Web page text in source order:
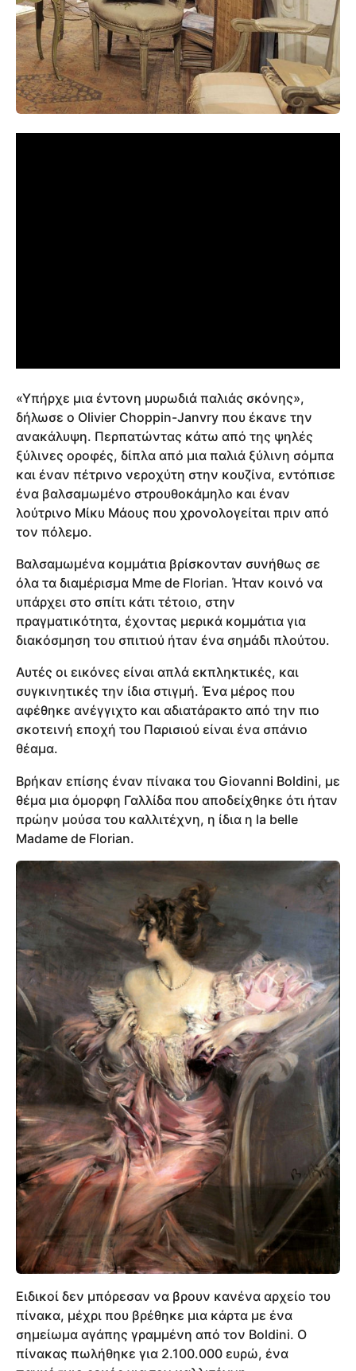
«Υπήρχε μια έντονη μυρωδιά παλιάς σκόνης»,
δήλωσε ο Olivier Choppin-Janvry που έκανε την
ανακάλυψη. Περπατώντας κάτω από της ψηλές
ξύλινες οροφές, δίπλα από μια παλιά ξύλινη σόμπα
και έναν πέτρινο νεροχύτη στην κουζίνα, εντόπισε
ένα βαλσαμωμένο στρουθοκάμηλο και έναν
λούτρινο Μίκυ Μάους που χρονολογείται πριν από
τον πόλεμο.
Βαλσαμωμένα κομμάτια βρίσκονταν συνήθως σε
όλα τα διαμέρισμα Mme de Florian. Ήταν κοινό να
υπάρχει στο σπίτι κάτι τέτοιο, στην
πραγματικότητα, έχοντας μερικά κομμάτια για
διακόσμηση του σπιτιού ήταν ένα σημάδι πλούτου.
Αυτές οι εικόνες είναι απλά εκπληκτικές, και
συγκινητικές την ίδια στιγμή. Ένα μέρος που
αφέθηκε ανέγγιχτο και αδιατάρακτο από την πιο
σκοτεινή εποχή του Παρισιού είναι ένα σπάνιο
θέαμα.
Βρήκαν επίσης έναν πίνακα του Giovanni Boldini, με
θέμα μια όμορφη Γαλλίδα που αποδείχθηκε ότι ήταν
πρώην μούσα του καλλιτέχνη, η ίδια η la belle
Madame de Florian.
Ειδικοί δεν μπόρεσαν να βρουν κανένα αρχείο του
πίνακα, μέχρι που βρέθηκε μια κάρτα με ένα
σημείωμα αγάπης γραμμένη από τον Boldini. Ο
πίνακας πωλήθηκε για 2.100.000 ευρώ, ένα